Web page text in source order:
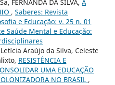
FERNANDA DA SILVA, A
, Saberes: Revista
e Educação: v. 25 n. 01
Saúde Mental e Educação:
Araújo da Silva, Celeste
RESISTÊNCIA E
UMA EDUCAÇÃO
NO BRASIL ,